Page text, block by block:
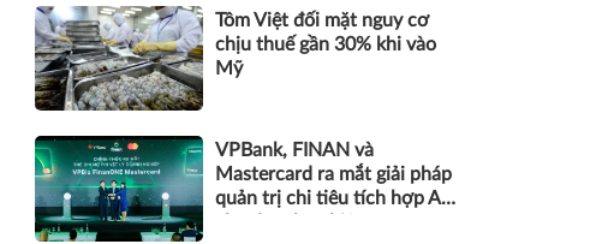
Tôm Việt đối mặt nguy cơ
chịu thuế gần 30% khi vào
Mỹ
VPBank, FINAN và
Mastercard ra mắt giải pháp
quản trị chi tiêu tích hợp AI